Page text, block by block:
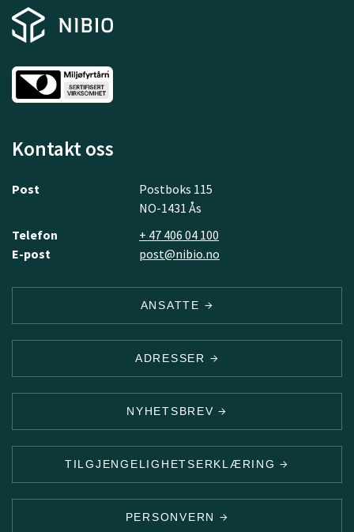
Kontakt oss
Post
Postboks 115
NO-1431 Ås
Telefon
+ 47 406 04 100
E-post
post@nibio.no
ANSATTE
ADRESSER
NYHETSBREV
TILGJENGELIGHETSERKLÆRING
PERSONVERN